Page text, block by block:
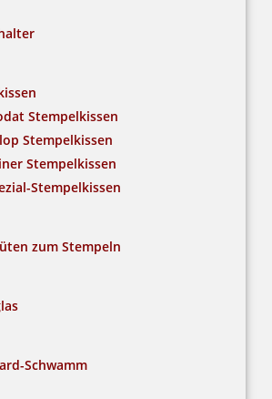
Stempelkissen
Stempelkissen
Stempelkissen
Stempelkissen
zum Stempeln
Schwamm